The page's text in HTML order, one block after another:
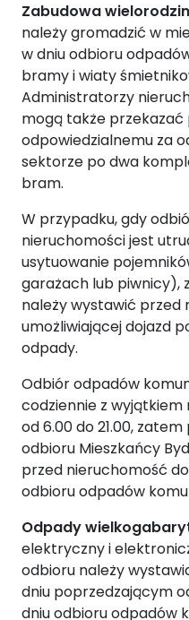
Zabudowa
należy gromadzić w
w dniu odbioru
bramy i wiaty
Administratorzy
mogą także
odpowiedzialnemu za
sektorze po dwa
bram.
W przypadku, gdy
nieruchomości jest
usytuowanie
garażach lub piwnicy),
należy wystawić przed
umożliwiającej dojazd
odpady.
Odbiór odpadów
codziennie z wyjątkiem
od 6.00 do 21.00,
odbioru Mieszkańcy
przed nieruchomość
odbioru odpadów
Odpady
elektryczny i
odbioru należy
dniu poprzedzającym
dniu odbioru odpadów